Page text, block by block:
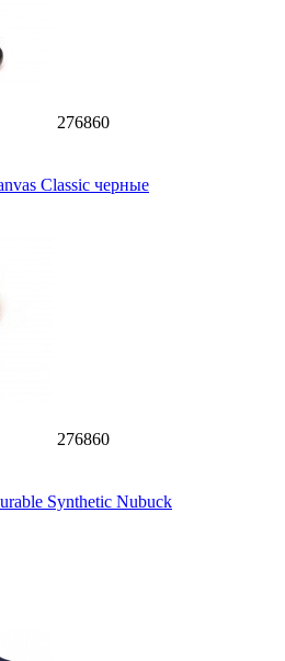
276860
Classic черные
276860
Synthetic Nubuck